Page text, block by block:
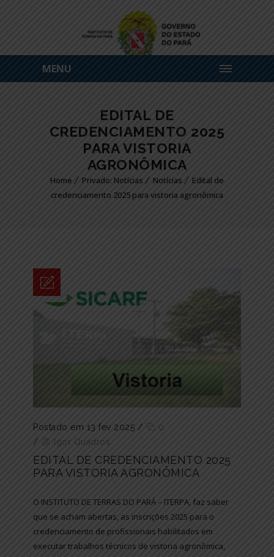
MENU
EDITAL DE
CREDENCIAMENTO 2025
PARA VISTORIA
AGRONÔMICA
Home Privado: Notícias Notícias
Edital de
credenciamento 2025 para vistoria agronômica
Postado em 13 fev 2025 /
0
/
Igor Quadros
EDITAL DE CREDENCIAMENTO 2025
PARA VISTORIA AGRONÔMICA
O INSTITUTO DE TERRAS DO PARÁ – ITERPA, faz saber
que se acham abertas, as inscrições 2025 para o
credenciamento de profissionais habilitados em
executar trabalhos técnicos de vistoria agronômica,